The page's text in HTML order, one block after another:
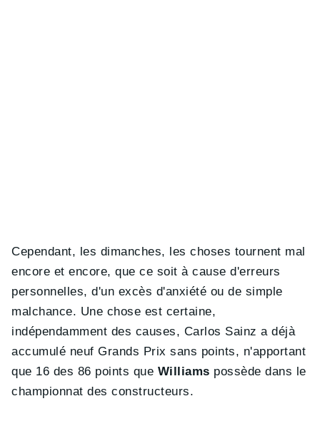
Cependant, les dimanches, les choses tournent mal
encore et encore, que ce soit à cause d'erreurs
personnelles, d'un excès d'anxiété ou de simple
malchance. Une chose est certaine,
indépendamment des causes, Carlos Sainz a déjà
accumulé neuf Grands Prix sans points, n'apportant
que 16 des 86 points que Williams possède dans le
championnat des constructeurs.